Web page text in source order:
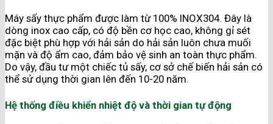
Máy sấy thực phẩm được làm từ 100% INOX304. Đây là
dòng inox cao cấp, có độ bền cơ học cao, không gỉ sét
đặc biệt phù hợp với hải sản do hải sản luôn chưa muối
mặn và độ ẩm cao, đảm bảo vệ sinh an toàn thực phẩm.
Do vậy, đầu tư một chiếc tủ sấy, cơ sở chế biến hải sản có
thể sử dụng thời gian lên đến 10-20 năm.
Hệ thống điều khiển nhiệt độ và thời gian tự động